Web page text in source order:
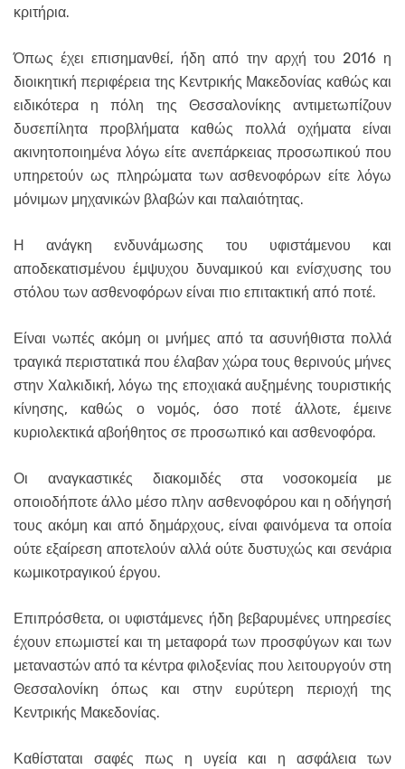
κριτήρια.
Όπως έχει επισημανθεί, ήδη από την αρχή του 2016 η
διοικητική περιφέρεια της Κεντρικής Μακεδονίας καθώς και
ειδικότερα η πόλη της Θεσσαλονίκης αντιμετωπίζουν
δυσεπίλητα προβλήματα καθώς πολλά οχήματα είναι
ακινητοποιημένα λόγω είτε ανεπάρκειας προσωπικού που
υπηρετούν ως πληρώματα των ασθενοφόρων είτε λόγω
μόνιμων μηχανικών βλαβών και παλαιότητας.
Η ανάγκη ενδυνάμωσης του υφιστάμενου και
αποδεκατισμένου έμψυχου δυναμικού και ενίσχυσης του
στόλου των ασθενοφόρων είναι πιο επιτακτική από ποτέ.
Είναι νωπές ακόμη οι μνήμες από τα ασυνήθιστα πολλά
τραγικά περιστατικά που έλαβαν χώρα τους θερινούς μήνες
στην Χαλκιδική, λόγω της εποχιακά αυξημένης τουριστικής
κίνησης, καθώς ο νομός, όσο ποτέ άλλοτε, έμεινε
κυριολεκτικά αβοήθητος σε προσωπικό και ασθενοφόρα.
Οι αναγκαστικές διακομιδές στα νοσοκομεία με
οποιοδήποτε άλλο μέσο πλην ασθενοφόρου και η οδήγησή
τους ακόμη και από δημάρχους, είναι φαινόμενα τα οποία
ούτε εξαίρεση αποτελούν αλλά ούτε δυστυχώς και σενάρια
κωμικοτραγικού έργου.
Επιπρόσθετα, οι υφιστάμενες ήδη βεβαρυμένες υπηρεσίες
έχουν επωμιστεί και τη μεταφορά των προσφύγων και των
μεταναστών από τα κέντρα φιλοξενίας που λειτουργούν στη
Θεσσαλονίκη όπως και στην ευρύτερη περιοχή της
Κεντρικής Μακεδονίας.
Καθίσταται σαφές πως η υγεία και η ασφάλεια των